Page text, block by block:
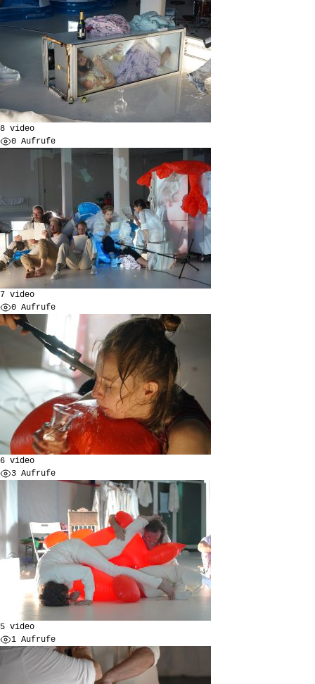
8 video
0 Aufrufe
7 video
0 Aufrufe
6 video
3 Aufrufe
5 video
1 Aufrufe